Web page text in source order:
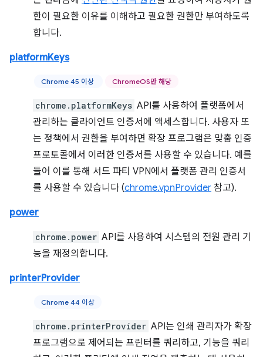
한이 필요한 이유를 이해하고 필요한 권한만 부여하도록
합니다.
platformKeys
Chrome 45 이상 ChromeOS만 해당
chrome.platformKeys API를 사용하여 플랫폼에서
관리하는 클라이언트 인증서에 액세스합니다. 사용자 또
는 정책에서 권한을 부여하면 확장 프로그램은 맞춤 인증
프로토콜에서 이러한 인증서를 사용할 수 있습니다. 예를
들어 이를 통해 서드 파티 VPN에서 플랫폼 관리 인증서
를 사용할 수 있습니다 (chrome.vpnProvider 참고).
power
chrome.power API를 사용하여 시스템의 전원 관리 기
능을 재정의합니다.
printerProvider
Chrome 44 이상
chrome.printerProvider API는 인쇄 관리자가 확장
프로그램으로 제어되는 프린터를 쿼리하고, 기능을 쿼리